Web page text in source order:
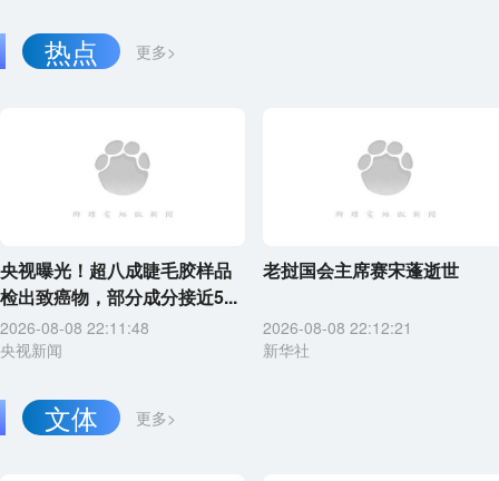
更多>
热点
央视曝光！超八成睫毛胶样品
检出致癌物，部分成分接近5...
2026-08-08 22:11:48
央视新闻
老挝国会主席赛宋蓬逝世
2026-08-08 22:12:21
新华社
更多>
文体